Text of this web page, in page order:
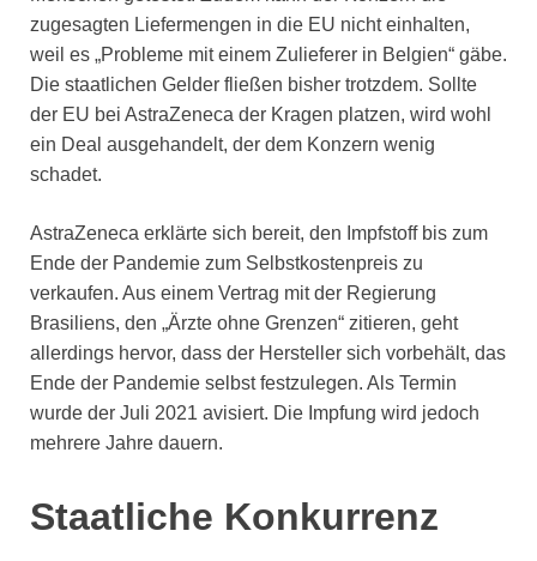
zugesagten Liefermengen in die EU nicht einhalten,
weil es „Probleme mit einem Zulieferer in Belgien“ gäbe.
Die staatlichen Gelder fließen bisher trotzdem. Sollte
der EU bei AstraZeneca der Kragen platzen, wird wohl
ein Deal ausgehandelt, der dem Konzern wenig
schadet.
AstraZeneca erklärte sich bereit, den Impfstoff bis zum
Ende der Pandemie zum Selbstkostenpreis zu
verkaufen. Aus einem Vertrag mit der Regierung
Brasiliens, den „Ärzte ohne Grenzen“ zitieren, geht
allerdings hervor, dass der Hersteller sich vorbehält, das
Ende der Pandemie selbst festzulegen. Als Termin
wurde der Juli 2021 avisiert. Die Impfung wird jedoch
mehrere Jahre dauern.
Staatliche Konkurrenz